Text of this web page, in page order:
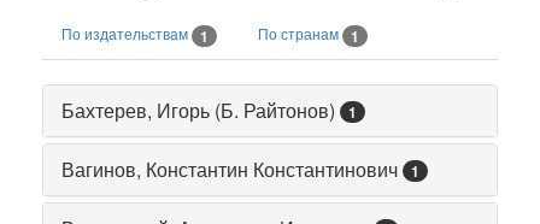
По издательствам 1 По странам 1
Бахтерев, Игорь (Б. Райтонов) 1
Вагинов, Константин Константинович 1